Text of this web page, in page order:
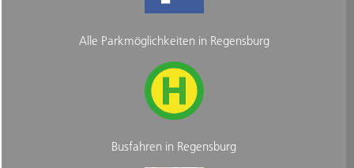
Alle Parkmöglichkeiten in Regensburg
Busfahren in Regensburg